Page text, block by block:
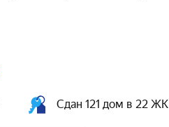
Сдан 121 дом в 22 ЖК